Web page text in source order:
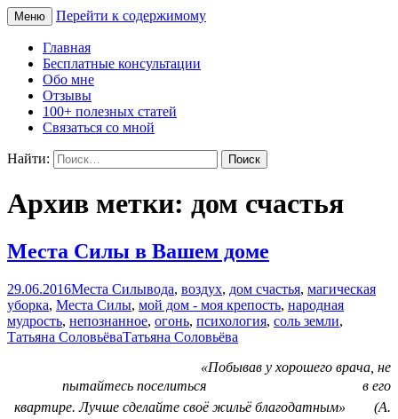
Свет Радости
Меню Перейти к содержимому
Главная
Бесплатные консультации
Обо мне
Отзывы
100+ полезных статей
Связаться со мной
Найти:
Архив метки: дом счастья
Места Силы в Вашем доме
29.06.2016Места Силывода, воздух, дом счастья, магическая
уборка, Места Силы, мой дом - моя крепость, народная
мудрость, непознанное, огонь, психология, соль земли,
Татьяна СоловьёваТатьяна Соловьёва
«Побывав у хорошего врача, не
пытайтесь поселиться в его
квартире. Лучше сделайте своё жильё благодатным» (А.